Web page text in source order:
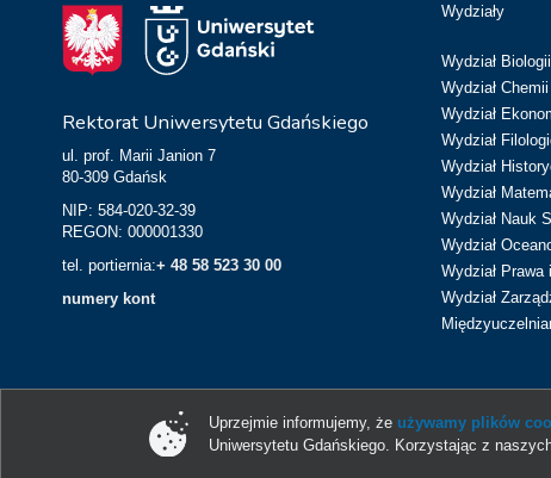
Rektorat Uniwersytetu Gdańskiego
ul. prof. Marii Janion 7
80-309 Gdańsk
NIP: 584-020-32-39
REGON: 000001330
tel. portiernia:+ 48 58 523 30 00
numery kont
Wydziały
Wydział Biologii
Wydział Chemii
Wydział
Wydział
Wydział
Wydział
Wydział Nauk
Wydział
Wydział
Wydział
Uprzejmie informujemy, że używamy plików
Uniwersytetu Gdańskiego. Korzystając z